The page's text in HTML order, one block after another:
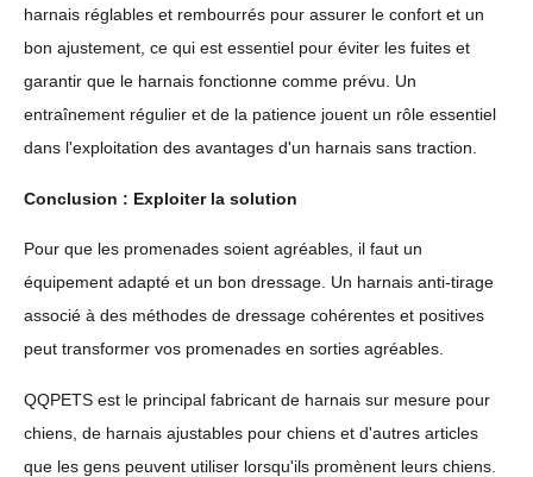
harnais réglables et rembourrés pour assurer le confort et un
bon ajustement, ce qui est essentiel pour éviter les fuites et
garantir que le harnais fonctionne comme prévu. Un
entraînement régulier et de la patience jouent un rôle essentiel
dans l'exploitation des avantages d'un harnais sans traction.
Conclusion : Exploiter la solution
Pour que les promenades soient agréables, il faut un
équipement adapté et un bon dressage. Un harnais anti-tirage
associé à des méthodes de dressage cohérentes et positives
peut transformer vos promenades en sorties agréables.
QQPETS est le principal fabricant de harnais sur mesure pour
chiens, de harnais ajustables pour chiens et d'autres articles
que les gens peuvent utiliser lorsqu'ils promènent leurs chiens.